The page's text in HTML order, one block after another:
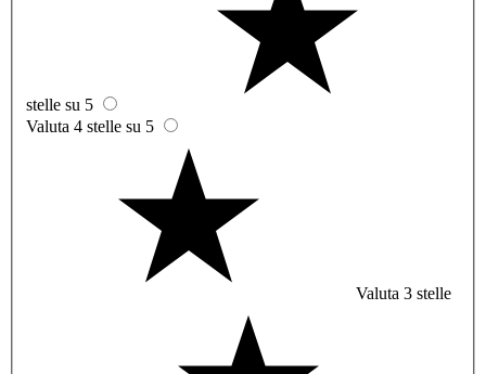
stelle su 5
Valuta 4 stelle su 5
Valuta 3 stelle